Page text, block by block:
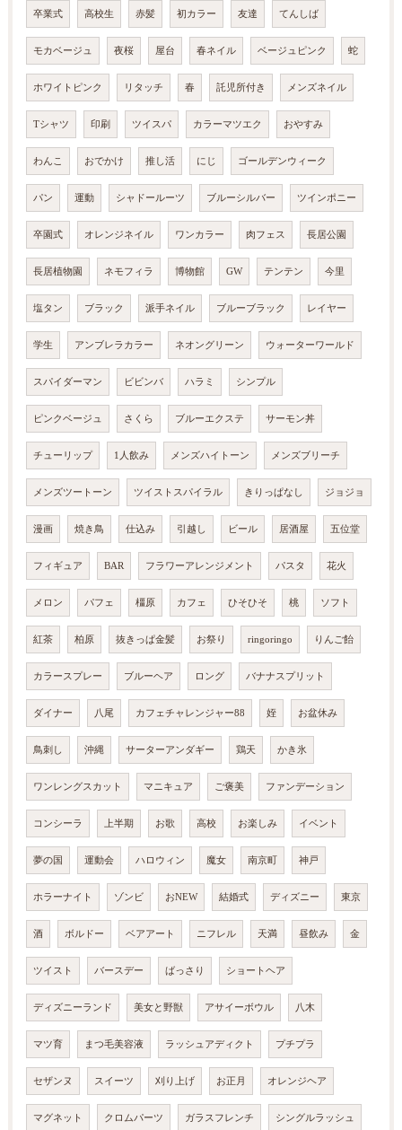
卒業式 高校生 赤髪 初カラー 友達 てんしば
モカベージュ 夜桜 屋台 春ネイル ベージュピンク 蛇
ホワイトピンク リタッチ 春 託児所付き メンズネイル
Tシャツ 印刷 ツイスパ カラーマツエク おやすみ
わんこ おでかけ 推し活 にじ ゴールデンウィーク
パン 運動 シャドールーツ ブルーシルバー ツインポニー
卒園式 オレンジネイル ワンカラー 肉フェス 長居公園
長居植物園 ネモフィラ 博物館 GW テンテン 今里
塩タン ブラック 派手ネイル ブルーブラック レイヤー
学生 アンブレラカラー ネオングリーン ウォーターワールド
スパイダーマン ビビンバ ハラミ シンプル
ピンクベージュ さくら ブルーエクステ サーモン丼
チューリップ 1人飲み メンズハイトーン メンズブリーチ
メンズツートーン ツイストスパイラル きりっぱなし ジョジョ
漫画 焼き鳥 仕込み 引越し ビール 居酒屋 五位堂
フィギュア BAR フラワーアレンジメント パスタ 花火
メロン パフェ 橿原 カフェ ひそひそ 桃 ソフト
紅茶 柏原 抜きっぱ金髪 お祭り ringoringo りんご飴
カラースプレー ブルーヘア ロング バナナスプリット
ダイナー 八尾 カフェチャレンジャー88 姪 お盆休み
鳥刺し 沖縄 サーターアンダギー 鶏天 かき氷
ワンレングスカット マニキュア ご褒美 ファンデーション
コンシーラ 上半期 お歌 高校 お楽しみ イベント
夢の国 運動会 ハロウィン 魔女 南京町 神戸
ホラーナイト ゾンビ おNEW 結婚式 ディズニー 東京
酒 ボルドー ベアアート ニフレル 天満 昼飲み 金
ツイスト バースデー ばっさり ショートヘア
ディズニーランド 美女と野獣 アサイーボウル 八木
マツ育 まつ毛美容液 ラッシュアディクト プチプラ
セザンヌ スイーツ 刈り上げ お正月 オレンジヘア
マグネット クロムパーツ ガラスフレンチ シングルラッシュ